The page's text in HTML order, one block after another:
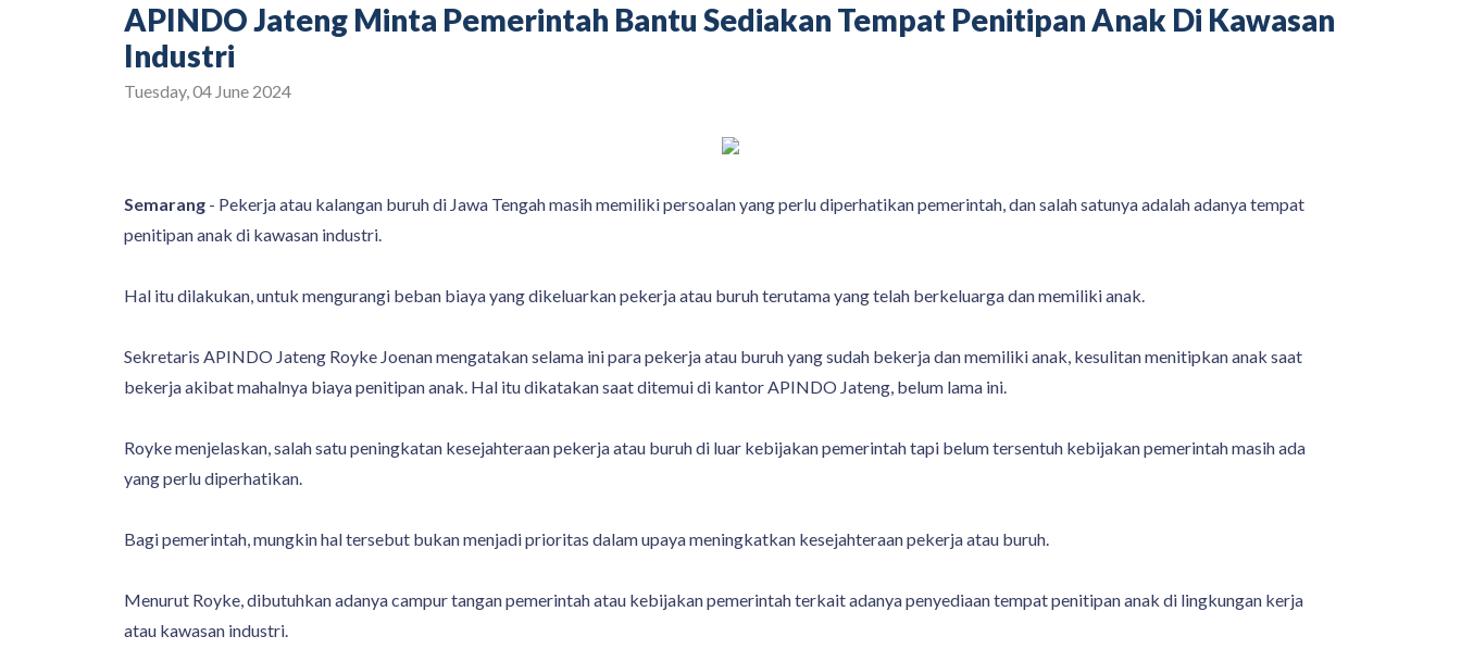
APINDO Jateng Minta Pemerintah Bantu Sediakan Tempat Penitipan Anak Di Kawasan
Industri
Tuesday, 04 June 2024
Semarang - Pekerja atau kalangan buruh di Jawa Tengah masih memiliki persoalan yang perlu diperhatikan pemerintah, dan salah satunya adalah adanya tempat
penitipan anak di kawasan industri.
Hal itu dilakukan, untuk mengurangi beban biaya yang dikeluarkan pekerja atau buruh terutama yang telah berkeluarga dan memiliki anak.
Sekretaris APINDO Jateng Royke Joenan mengatakan selama ini para pekerja atau buruh yang sudah bekerja dan memiliki anak, kesulitan menitipkan anak saat
bekerja akibat mahalnya biaya penitipan anak. Hal itu dikatakan saat ditemui di kantor APINDO Jateng, belum lama ini.
Royke menjelaskan, salah satu peningkatan kesejahteraan pekerja atau buruh di luar kebijakan pemerintah tapi belum tersentuh kebijakan pemerintah masih ada
yang perlu diperhatikan.
Bagi pemerintah, mungkin hal tersebut bukan menjadi prioritas dalam upaya meningkatkan kesejahteraan pekerja atau buruh.
Menurut Royke, dibutuhkan adanya campur tangan pemerintah atau kebijakan pemerintah terkait adanya penyediaan tempat penitipan anak di lingkungan kerja
atau kawasan industri.